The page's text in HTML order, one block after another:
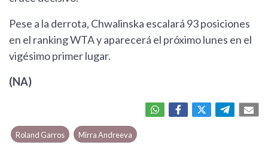
Pese a la derrota, Chwalinska escalará 93 posiciones
en el ranking WTA y aparecerá el próximo lunes en el
vigésimo primer lugar.
(NA)
Roland Garros Mirra Andreeva